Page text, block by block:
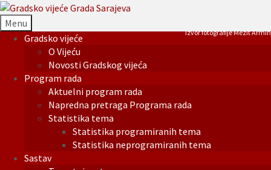
Menu
Gradsko vijeće
O Vijeću
Novosti Gradskog vijeća
Program rada
Aktuelni program rada
Napredna pretraga Programa rada
Statistika tema
Statistika programiranih tema
Statistika neprogramiranih tema
Sastav
Izvor fotografije Mezit Armin